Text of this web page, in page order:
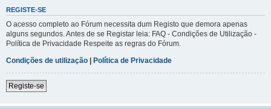
REGISTE-SE
O acesso completo ao Fórum necessita dum Registo que demora apenas
alguns segundos. Antes de se Registar leia: FAQ - Condições de Utilização -
Política de Privacidade Respeite as regras do Fórum.
Condições de utilização | Política de Privacidade
Registe-se